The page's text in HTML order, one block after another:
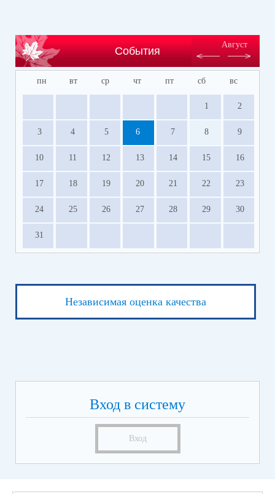
События
Август
пн вт ср чт пт сб вс
1 2
3 4 5 6 7 8 9
10 11 12 13 14 15 16
17 18 19 20 21 22 23
24 25 26 27 28 29 30
31
Независимая оценка качества
Вход в систему
Вход